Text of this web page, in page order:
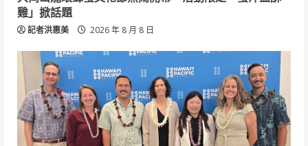
雞」掀話題
記者洪惠美 2026 年 8 月 8 日